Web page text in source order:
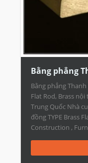
Bằng phẳng
Bằng phẳng
Flat Rod, Brass
Trung Quốc Nhà
đồng TYPE Brass
Construction ,
C27000 C2680